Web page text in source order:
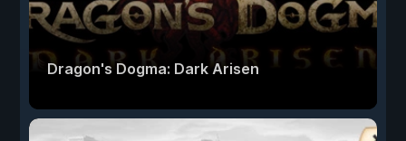
Dragon's Dogma: Dark Arisen